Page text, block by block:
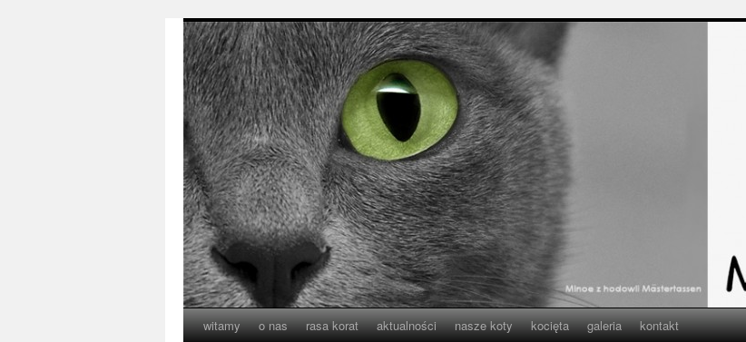
witamy o nas rasa korat aktualności nasze koty kocięta galeria kontakt